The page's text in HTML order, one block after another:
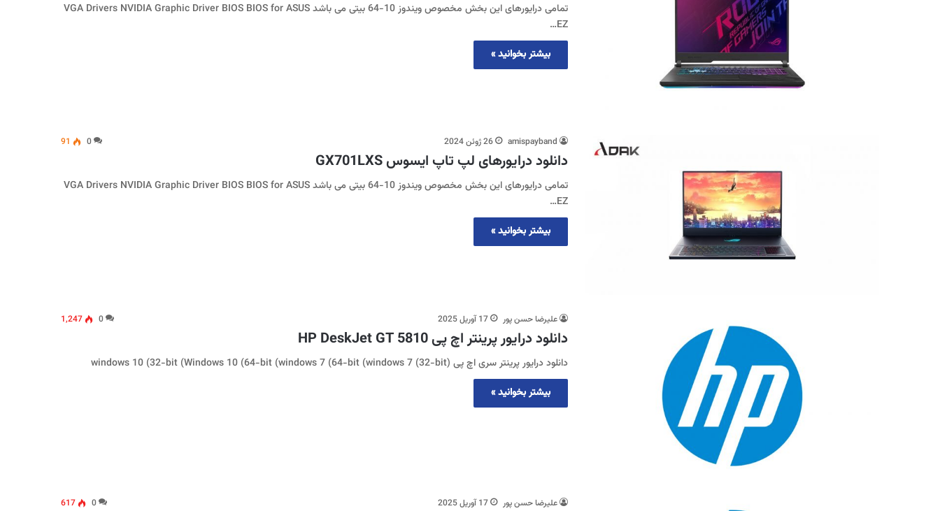
تمامی درایورهای این بخش مخصوص ویندوز 10-64 بیتی می باشد VGA Drivers NVIDIA Graphic Driver BIOS BIOS for ASUS
EZ…
بیشتر بخوانید »
amispayband 26 ژوئن 2024 0
91
دانلود درایورهای لپ تاپ ایسوس GX701LXS
تمامی درایورهای این بخش مخصوص ویندوز 10-64 بیتی می باشد VGA Drivers NVIDIA Graphic Driver BIOS BIOS for ASUS
EZ…
بیشتر بخوانید »
علیرضا حسن پور 17 آوریل 2025 0
1,247
دانلود درایور پرینتر اچ پی HP DeskJet GT 5810
دانلود درایور پرینتر سری اچ پی (windows 10 (32-bit (Windows 10 (64-bit (windows 7 (64-bit (windows 7 (32-bit
بیشتر بخوانید »
علیرضا حسن پور 17 آوریل 2025 0
617